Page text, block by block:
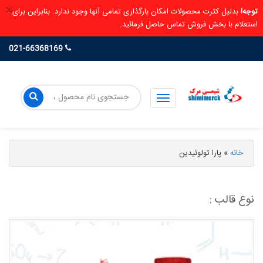
× توجه!بدلیل کثرت محصولات امکان بارگذاری تمامی آنها وجود ندارد. بنابراین برای
استعلام با بخش فروش تماس حاصل فرمائید.
خانه» پارا تولوئیدین
نوع قالب :